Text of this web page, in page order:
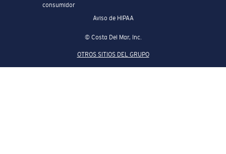
consumidor
Aviso de HIPAA
© Costa Del Mar, Inc.
OTROS SITIOS DEL GRUPO